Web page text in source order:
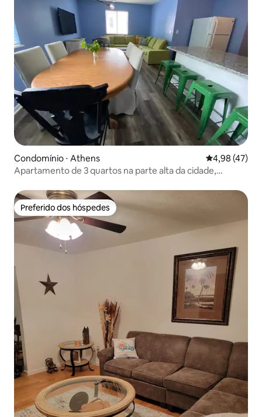
Condomínio ⋅ Athens 4,98 de uma
4,98 (47)
Apartamento de 3 quartos na parte alta da cidade,
Preferido dos hóspedes
Preferido dos hóspedes